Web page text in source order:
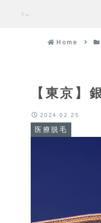
Home
【東京】
医療脱毛
2024.02.25